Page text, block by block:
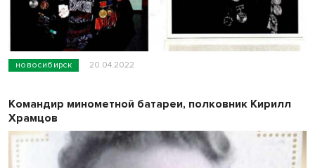
новосибирск 20.04.2022
Командир минометной батареи, полковник Кирилл
Храмцов